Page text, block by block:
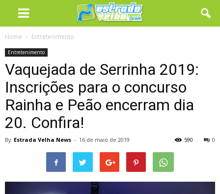
Home Entretenimento
Entretenimento
Vaquejada de Serrinha 2019:
Inscrições para o concurso
Rainha e Peão encerram dia
20. Confira!
By Estrada Velha News - 16 de maio de 2019 0
590